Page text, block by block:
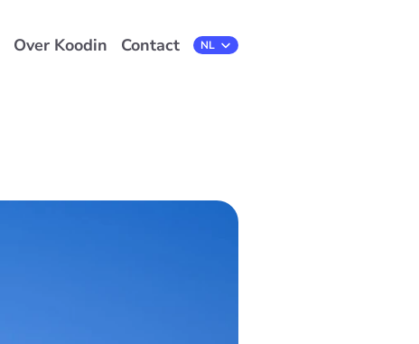
Over Koodin Contact Select Language
NL